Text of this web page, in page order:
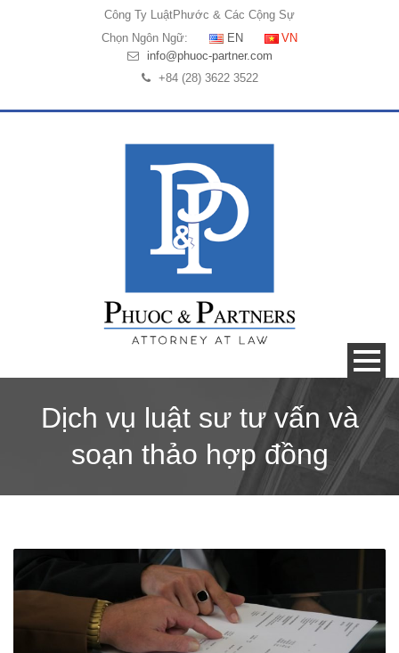
Công Ty LuậtPhước & Các Cộng Sự
Chọn Ngôn Ngữ:
EN
VN
info@phuoc-partner.com
+84 (28) 3622 3522
Dịch vụ luật sư tư vấn và
soạn thảo hợp đồng